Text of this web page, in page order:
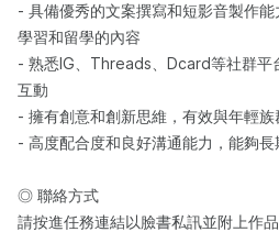
- 具備優秀的文案撰寫和短影音製作
學習和留學的內容
- 熟悉IG、Threads、Dcard等社群平
互動
- 擁有創意和創新思維，有效與年輕
- 高度配合度和良好溝通能力，能夠
◎ 聯絡方式
請按進任務連結以臉書私訊並附上作